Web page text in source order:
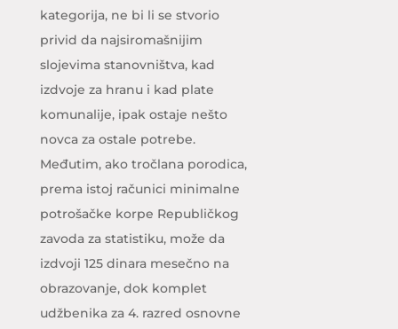
kategorija, ne bi li se stvorio
privid da najsiromašnijim
slojevima stanovništva, kad
izdvoje za hranu i kad plate
komunalije, ipak ostaje nešto
novca za ostale potrebe.
Međutim, ako tročlana porodica,
prema istoj računici minimalne
potrošačke korpe Republičkog
zavoda za statistiku, može da
izdvoji 125 dinara mesečno na
obrazovanje, dok komplet
udžbenika za 4. razred osnovne